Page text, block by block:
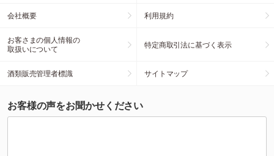
会社概要 利用規約
お客さまの個人情報の
取扱いについて
特定商取引法に基づく表示
酒類販売管理者標識 サイトマップ
お客様の声をお聞かせください